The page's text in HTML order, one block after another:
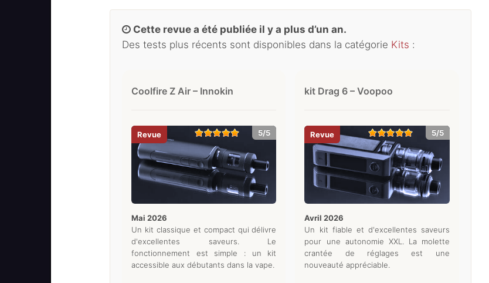
Cette revue a été publiée il y a plus d’un an.
Des tests plus récents sont disponibles dans la catégorie Kits :
Coolfire Z Air – Innokin
5/5
mai 2026
Un kit classique et compact qui délivre
d'excellentes saveurs. Le
fonctionnement est simple : un kit
accessible aux débutants dans la vape.
kit Drag 6 – Voopoo
5/5
avril 2026
Un kit fiable et d'excellentes saveurs
pour une autonomie XXL. La molette
crantée de réglages est une
nouveauté appréciable.